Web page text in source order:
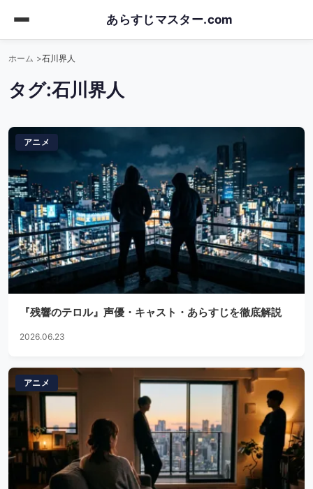
あらすじマスター.com
ホーム 石川界人
タグ:石川界人
アニメ
『残響のテロル』声優・キャスト・あらすじを徹底解説
2026.06.23
アニメ